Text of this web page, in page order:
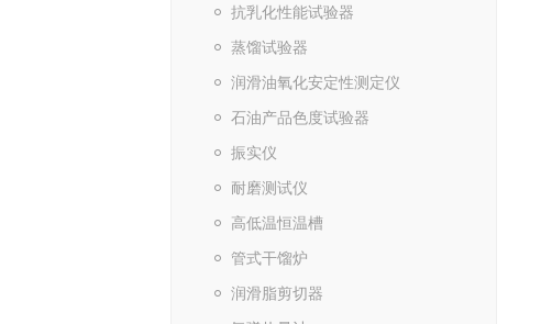
抗乳化性能试验器
蒸馏试验器
润滑油氧化安定性测定仪
石油产品色度试验器
振实仪
耐磨测试仪
高低温恒温槽
管式干馏炉
润滑脂剪切器